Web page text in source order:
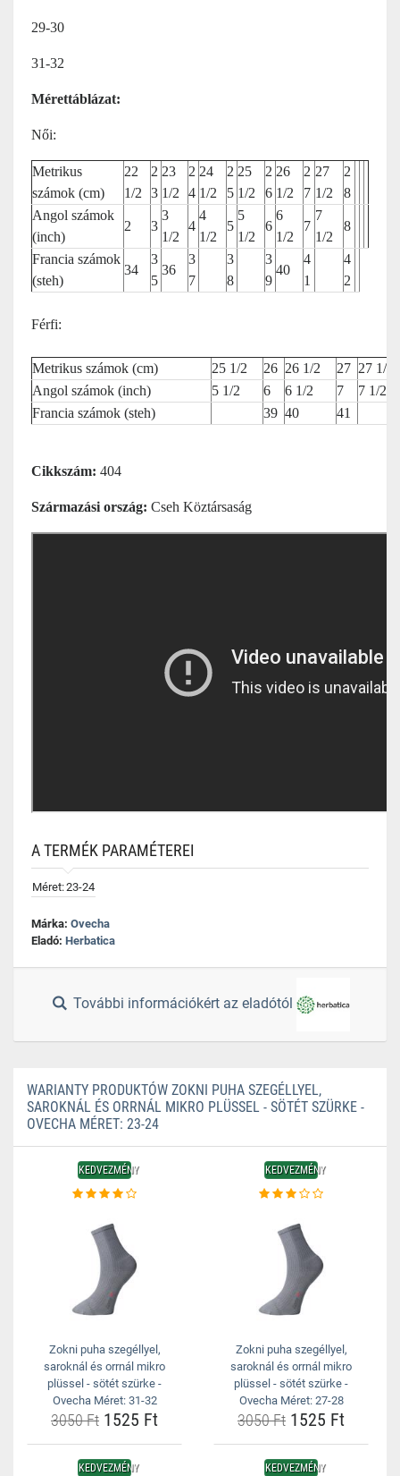
29-30
31-32
Mérettáblázat:
Női:
Metrikus
számok (cm)
22
1/2
2
3
23
1/2
2
4
24
1/2
2
5
25
1/2
2
6
26
1/2
2
7
27
1/2
2
8
Angol számok
(inch)
2 3
3
1/2
4
4
1/2
5
5
1/2
6
6
1/2
7
7
1/2
8
Francia számok
(steh)
34
3
5
36
3
7
3
8
3
9
40
4
1
4
2
Férfi:
Metrikus számok (cm) 25 1/2 26 26 1/2 27 27 1/2
Angol számok (inch)
5 1/2 6 6 1/2 7
7 1/2
Francia számok (steh)
39 40 41
Cikkszám: 404
Származási ország: Cseh Köztársaság
A TERMÉK PARAMÉTEREI
Méret:23-24
Márka: Ovecha
Eladó: Herbatica
További információkért az eladótól
WARIANTY PRODUKTÓW ZOKNI PUHA SZEGÉLLYEL,
SAROKNÁL ÉS ORRNÁL MIKRO PLÜSSEL - SÖTÉT SZÜRKE -
OVECHA MÉRET: 23-24
KEDVEZMÉNY
Zokni puha szegéllyel,
saroknál és orrnál mikro
plüssel - sötét szürke -
Ovecha Méret: 31-32
3050 Ft 1525 Ft
KEDVEZMÉNY
Zokni puha szegéllyel,
saroknál és orrnál mikro
plüssel - sötét szürke -
Ovecha Méret: 27-28
3050 Ft 1525 Ft
KEDVEZMÉNY KEDVEZMÉNY